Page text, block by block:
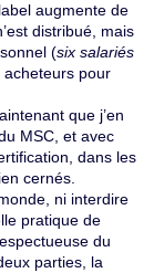
augmente de
distribué, mais
(six salariés
pour
que j’en
MSC, et avec
dans les
cernés.
ni interdire
pratique de
du
parties, la